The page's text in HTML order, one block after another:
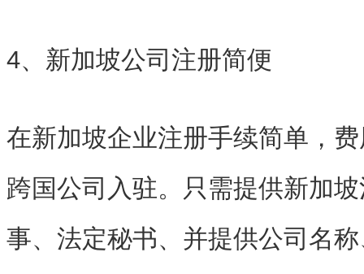
4、新加坡公司注册简便
在新加坡企业注册手续简单，
跨国公司入驻。只需提供新加
事、法定秘书、并提供公司名